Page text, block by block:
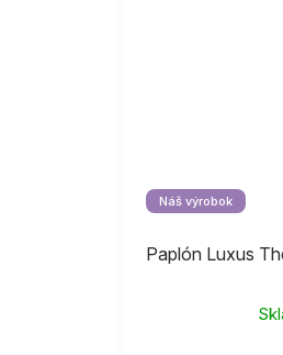
Náš výrobok
Paplón Luxus